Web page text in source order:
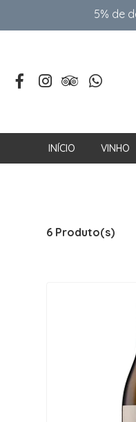
5% de
INÍCIO VINHO
6 Produto(s)